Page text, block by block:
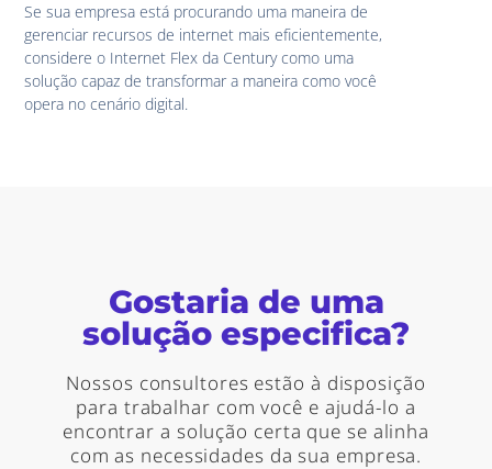
Se sua empresa está procurando uma maneira de
gerenciar recursos de internet mais eficientemente,
considere o Internet Flex da Century como uma
solução capaz de transformar a maneira como você
opera no cenário digital.
Gostaria de uma
solução especifica?
Nossos consultores estão à disposição
para trabalhar com você e ajudá-lo a
encontrar a solução certa que se alinha
com as necessidades da sua empresa.